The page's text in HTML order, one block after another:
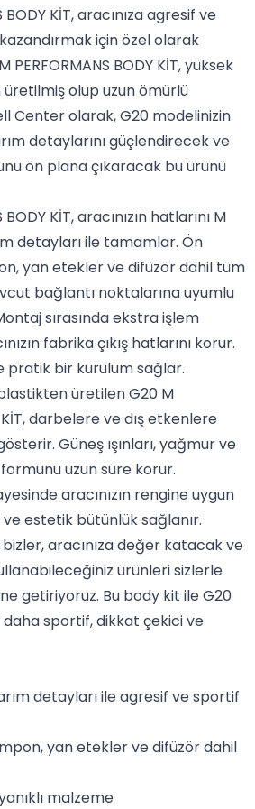
BODY KİT, aracınıza agresif ve
için özel olarak
PERFORMANS BODY KİT, yüksek
olup uzun ömürlü
Center olarak, G20 modelinizin
detaylarını güçlendirecek ve
ön plana çıkaracak bu ürünü
KİT, aracınızın hatlarını M
detayları ile tamamlar. Ön
yan etekler ve difüzör dahil tüm
bağlantı noktalarına uyumlu
sırasında ekstra işlem
fabrika çıkış hatlarını korur.
pratik bir kurulum sağlar.
üretilen G20 M
KİT, darbelere ve dış etkenlere
Güneş ışınları, yağmur ve
uzun süre korur.
aracınızın rengine uygun
estetik bütünlük sağlanır.
aracınıza değer katacak ve
ürünleri sizlerle
getiriyoruz. Bu body kit ile G20
daha sportif, dikkat çekici ve
detayları ile agresif ve sportif
yan etekler ve difüzör dahil
malzeme